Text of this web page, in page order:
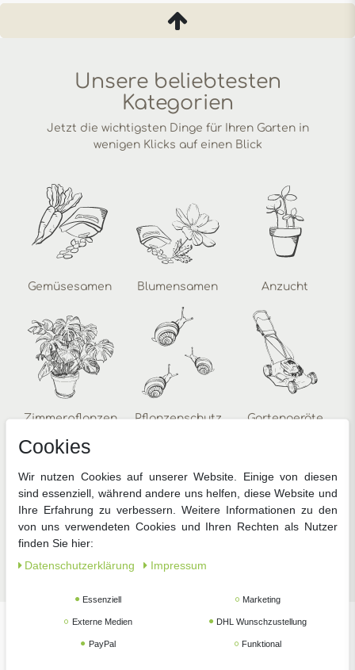
Unsere beliebtesten
Kategorien
Jetzt die wichtigsten Dinge für Ihren Garten in
wenigen Klicks auf einen Blick
Gemüsesamen Blumensamen Anzucht
Zimmerpflanzen Pflanzenschutz Gartengeräte
Zubehör
Unsere beliebtesten Marken
Cookies
Wir nutzen Cookies auf unserer Website. Einige von diesen
sind essenziell, während andere uns helfen, diese Website und
Ihre Erfahrung zu verbessern. Weitere Informationen zu den
von uns verwendeten Cookies und Ihren Rechten als Nutzer
finden Sie hier:
Daten­schutz­erklärung
Impressum
Essenziell Marketing
Externe Medien DHL Wunschzustellung
PayPal Funktional